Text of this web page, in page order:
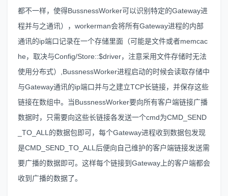
都不一样，使得BussnessWorker可以识别特定的Gateway进
程并与之通讯），workerman会将所有Gateway进程的内部
通讯的ip端口记录在一个存储里面（可能是文件或者memcac
he，取决与Config/Store::$driver，注意采用文件存储时无法
使用分布式）,BussnessWorker进程启动的时候会读取存储中
与Gateway通讯的ip端口并与之建立TCP长链接，并保存这些
链接在数组中。当BussnessWorker要向所有客户端链接广播
数据时，只需要向这些长链接各发送一个cmd为CMD_SEND
_TO_ALL的数据包即可，每个Gateway进程收到数据包发现
是CMD_SEND_TO_ALL后便向自己维护的客户端链接发送需
要广播的数据即可。这样每个链接到Gateway上的客户端都会
收到广播的数据了。